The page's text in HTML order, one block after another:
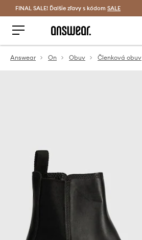
Šetrite s Answear Club >
FINAL SALE! Ďalšie zľavy s kódom SALE
Answear On Obuv Členková obuv